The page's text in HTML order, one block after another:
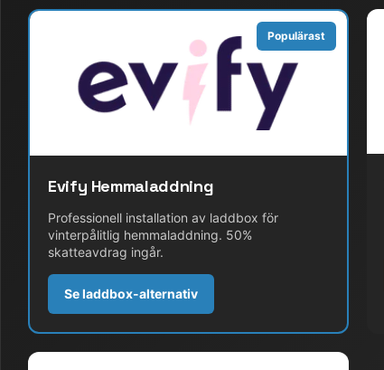
Populärast
Evify Hemmaladdning
Professionell installation av laddbox för
vinterpålitlig hemmaladdning. 50%
skatteavdrag ingår.
Se laddbox-alternativ